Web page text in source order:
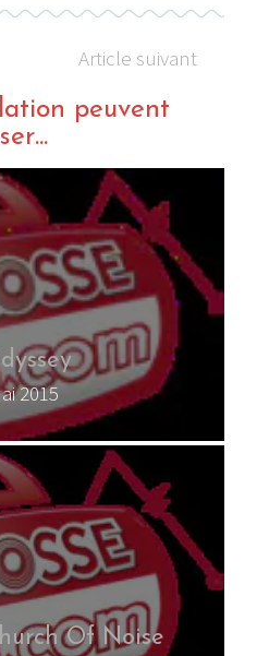
Article suivant
peuvent
2015
Of Noise